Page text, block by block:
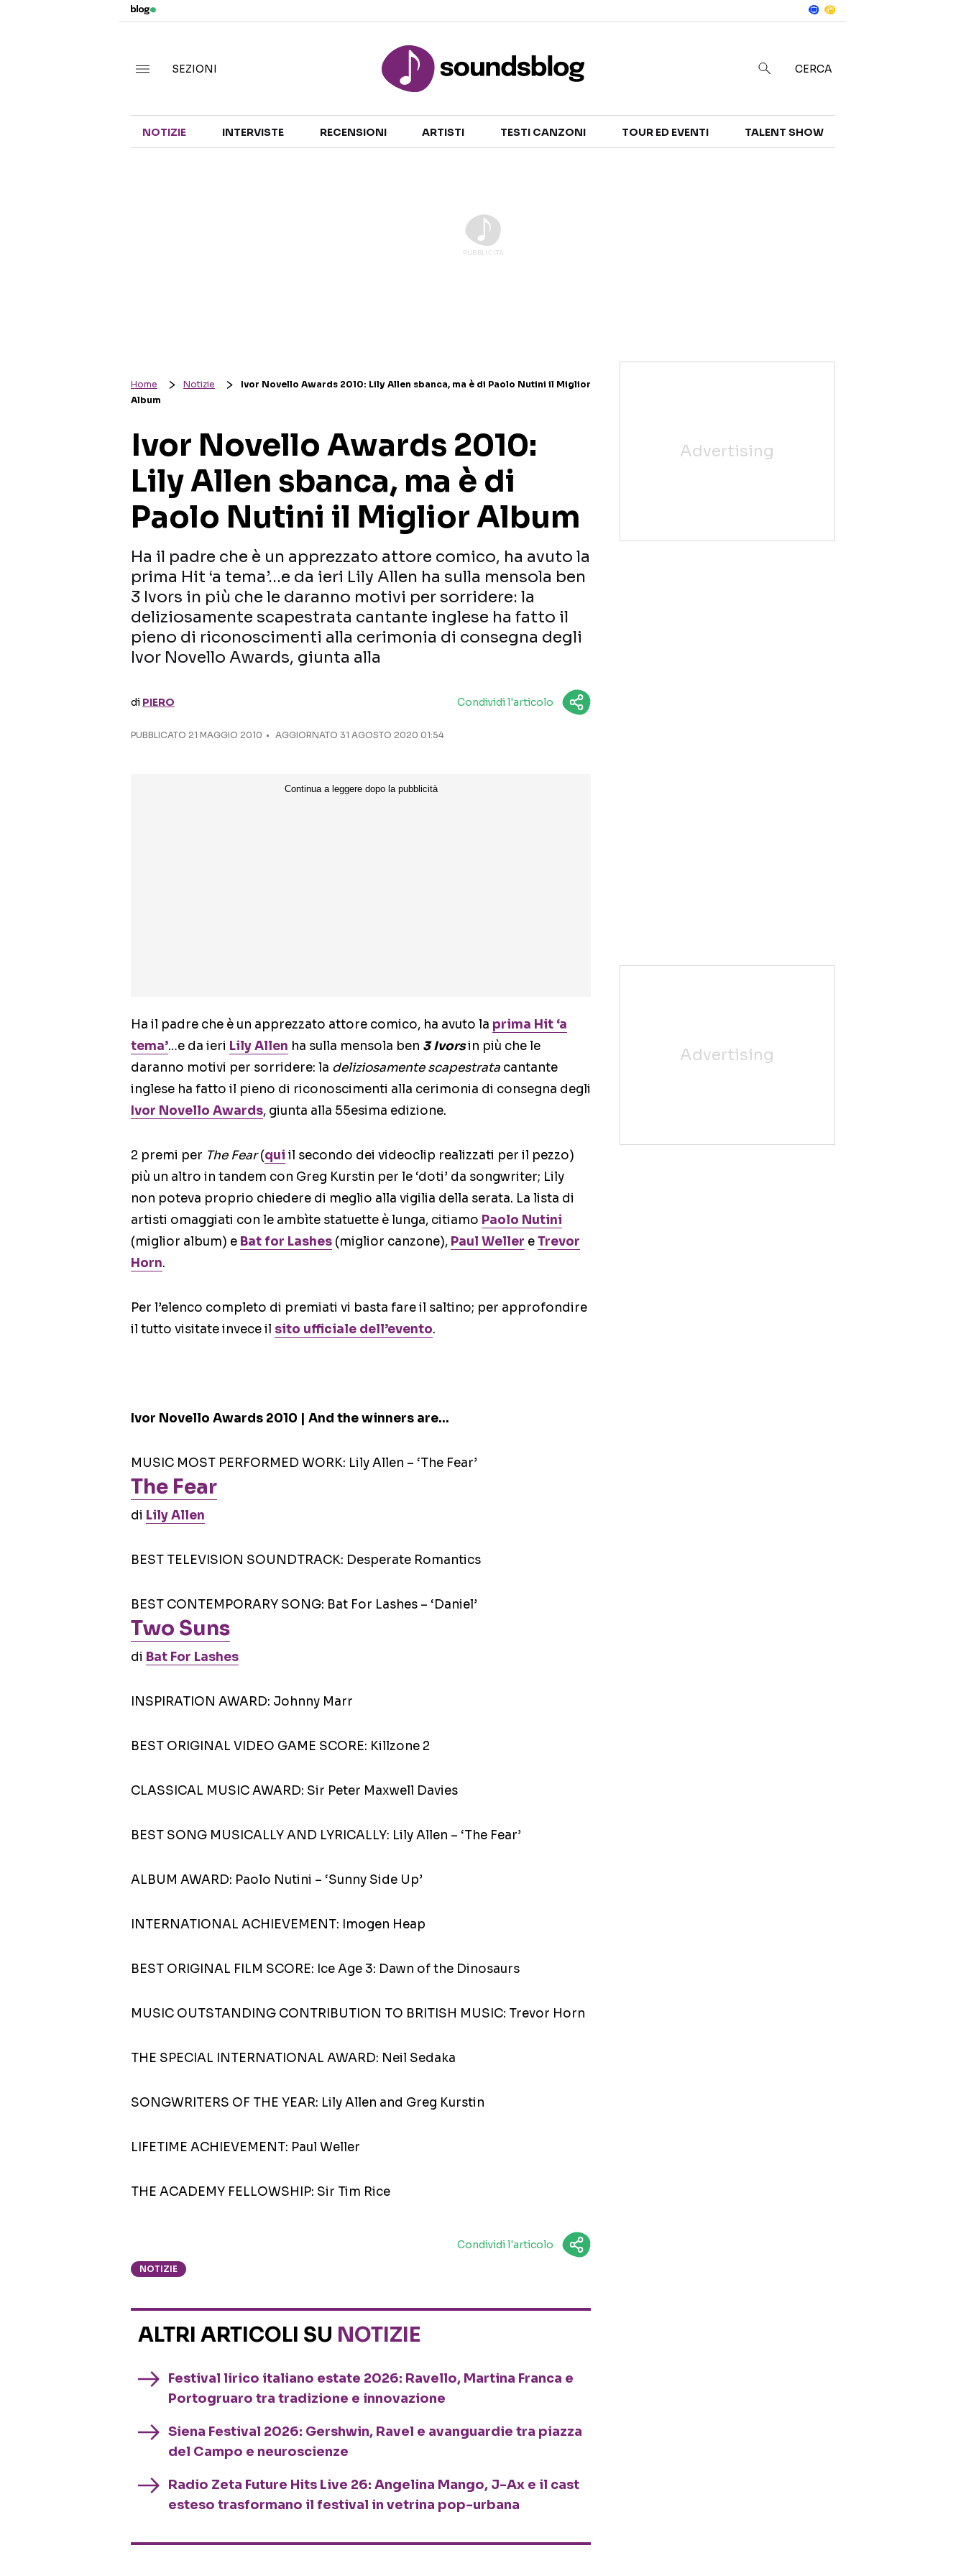
TALENT SHOW
SEZIONI CERCA
NOTIZIE INTERVISTE RECENSIONI ARTISTI TESTI CANZONI TOUR ED EVENTI TALENT SHOW
Home Notizie
Ivor Novello Awards 2010: Lily Allen sbanca, ma è di Paolo Nutini il Miglior
Album
Ivor Novello Awards 2010:
Lily Allen sbanca, ma è di
Paolo Nutini il Miglior Album
Ha il padre che è un apprezzato attore comico, ha avuto la
prima Hit ‘a tema’…e da ieri Lily Allen ha sulla mensola ben
3 Ivors in più che le daranno motivi per sorridere: la
deliziosamente scapestrata cantante inglese ha fatto il
pieno di riconoscimenti alla cerimonia di consegna degli
Ivor Novello Awards, giunta alla
di PIERO Condividi l'articolo
PUBBLICATO 21 MAGGIO 2010 AGGIORNATO 31 AGOSTO 2020 01:54
Ha il padre che è un apprezzato attore comico, ha avuto la prima Hit ‘a
tema’…e da ieri Lily Allen ha sulla mensola ben 3 Ivorsin più che le
daranno motivi per sorridere: la deliziosamente scapestrata cantante
inglese ha fatto il pieno di riconoscimenti alla cerimonia di consegna degli
Ivor Novello Awards, giunta alla 55esima edizione.
2 premi per The Fear(qui il secondo dei videoclip realizzati per il pezzo)
più un altro in tandem con Greg Kurstin per le ‘doti’ da songwriter; Lily
non poteva proprio chiedere di meglio alla vigilia della serata. La lista di
artisti omaggiati con le ambìte statuette è lunga, citiamo Paolo Nutini
(miglior album) e Bat for Lashes (miglior canzone), Paul Weller eTrevor
Horn.
Per l’elenco completo di premiati vi basta fare il saltino; per approfondire
il tutto visitate invece il sito ufficiale dell’evento.
Ivor Novello Awards 2010 | And the winners are…
MUSIC MOST PERFORMED WORK: Lily Allen – ‘The Fear’
The Fear
di Lily Allen
BEST TELEVISION SOUNDTRACK: Desperate Romantics
BEST CONTEMPORARY SONG: Bat For Lashes – ‘Daniel’
Two Suns
di Bat For Lashes
INSPIRATION AWARD: Johnny Marr
BEST ORIGINAL VIDEO GAME SCORE: Killzone 2
CLASSICAL MUSIC AWARD: Sir Peter Maxwell Davies
BEST SONG MUSICALLY AND LYRICALLY: Lily Allen – ‘The Fear’
ALBUM AWARD: Paolo Nutini – ‘Sunny Side Up’
INTERNATIONAL ACHIEVEMENT: Imogen Heap
BEST ORIGINAL FILM SCORE: Ice Age 3: Dawn of the Dinosaurs
MUSIC OUTSTANDING CONTRIBUTION TO BRITISH MUSIC: Trevor Horn
THE SPECIAL INTERNATIONAL AWARD: Neil Sedaka
SONGWRITERS OF THE YEAR: Lily Allen and Greg Kurstin
LIFETIME ACHIEVEMENT: Paul Weller
THE ACADEMY FELLOWSHIP: Sir Tim Rice
Condividi l'articolo
NOTIZIE
ALTRI ARTICOLI SU NOTIZIE
Festival lirico italiano estate 2026: Ravello, Martina Franca e
Portogruaro tra tradizione e innovazione
Siena Festival 2026: Gershwin, Ravel e avanguardie tra piazza
del Campo e neuroscienze
Radio Zeta Future Hits Live 26: Angelina Mango, J-Ax e il cast
esteso trasformano il festival in vetrina pop-urbana